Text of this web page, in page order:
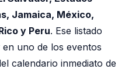
Jamaica, México,
y Peru. Ese listado
uno de los eventos
calendario inmediato de